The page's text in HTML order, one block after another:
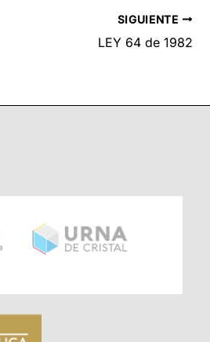
SIGUIENTE
LEY 64 de 1982